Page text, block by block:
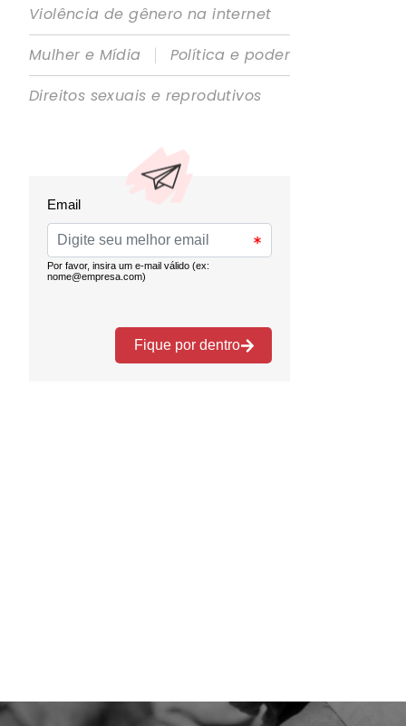
Violência de gênero na internet
Mulher e Mídia
|
Política e poder
Direitos sexuais e reprodutivos